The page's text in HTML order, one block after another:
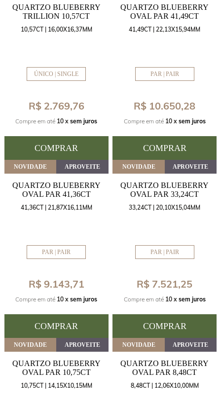
QUARTZO BLUEBERRY
TRILLION 10,57CT
10,57CT | 16,00X16,37MM
ÚNICO | SINGLE
R$ 2.769,76
Compre em até 10 x sem juros
COMPRAR
QUARTZO BLUEBERRY
OVAL PAR 41,49CT
41,49CT | 22,13X15,94MM
PAR | PAIR
R$ 10.650,28
Compre em até 10 x sem juros
COMPRAR
NOVIDADE APROVEITE
QUARTZO BLUEBERRY
OVAL PAR 41,36CT
41,36CT | 21,87X16,11MM
PAR | PAIR
R$ 9.143,71
Compre em até 10 x sem juros
COMPRAR
NOVIDADE APROVEITE
QUARTZO BLUEBERRY
OVAL PAR 33,24CT
33,24CT | 20,10X15,04MM
PAR | PAIR
R$ 7.521,25
Compre em até 10 x sem juros
COMPRAR
NOVIDADE APROVEITE
QUARTZO BLUEBERRY
OVAL PAR 10,75CT
10,75CT | 14,15X10,15MM
NOVIDADE APROVEITE
QUARTZO BLUEBERRY
OVAL PAR 8,48CT
8,48CT | 12,06X10,00MM